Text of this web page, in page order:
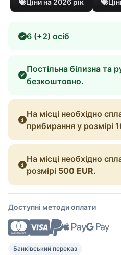
6 (+2) осіб
Постільна білизна та
безкоштовно.
На місці необхідно
прибирання у розмірі
На місці необхідно
розмірі 500 EUR.
Доступні методи оплати
Банківський переказ